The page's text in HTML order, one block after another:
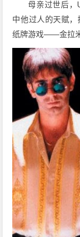
母亲过世后，
中他过人的天赋
纸牌游戏——金拉